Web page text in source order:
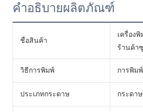
คำอธิบายผลิตภัณฑ์
ชื่อสินค้า
เครื่อง
ร้านค้า
วิธีการพิมพ์ การพิม
ประเภทกระดาษ กระดา